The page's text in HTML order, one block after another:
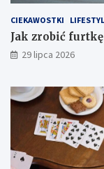
CIEKAWOSTKI
Jak zrobić
29 lipca 2026